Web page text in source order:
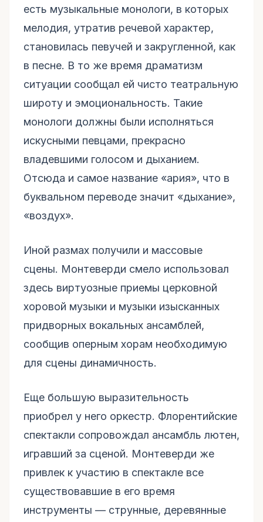
есть музыкальные монологи, в которых
мелодия, утратив речевой характер,
становилась певучей и закругленной, как
в песне. В то же время драматизм
ситуации сообщал ей чисто театральную
широту и эмоциональность. Такие
монологи должны были исполняться
искусными певцами, прекрасно
владевшими голосом и дыханием.
Отсюда и самое название «ария», что в
буквальном переводе значит «дыхание»,
«воздух».
Иной размах получили и массовые
сцены. Монтеверди смело использовал
здесь виртуозные приемы церковной
хоровой музыки и музыки изысканных
придворных вокальных ансамблей,
сообщив оперным хорам необходимую
для сцены динамичность.
Еще большую выразительность
приобрел у него оркестр. Флорентийские
спектакли сопровождал ансамбль лютен,
игравший за сценой. Монтеверди же
привлек к участию в спектакле все
существовавшие в его время
инструменты — струнные, деревянные